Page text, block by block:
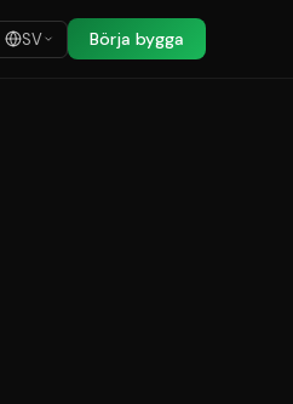
SV Börja bygga